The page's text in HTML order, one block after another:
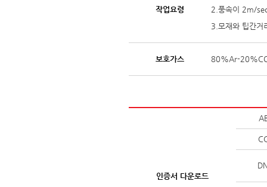
작업요령
2.풍속이 2m/
3.모재와 팁간
보호가스 80%Ar-
인증서 다운로드